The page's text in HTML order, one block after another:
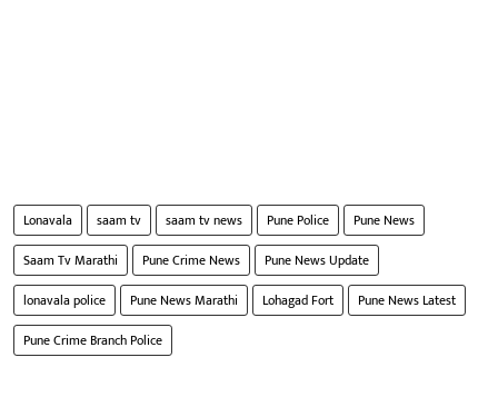
Lonavala saam tv saam tv news Pune Police
Pune News
Saam Tv Marathi
Pune Crime News
Pune News Update
lonavala police
Pune News Marathi Lohagad Fort
Pune News Latest
Pune Crime Branch Police